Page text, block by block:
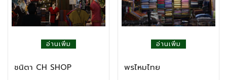
อ่านเพิ่ม
ชนิตา CH SHOP
อ่านเพิ่ม
พรไหมไทย